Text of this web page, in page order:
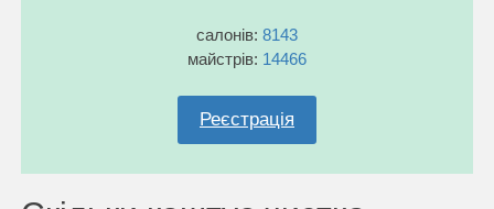
салонів: 8143
майстрів: 14466
Реєстрація